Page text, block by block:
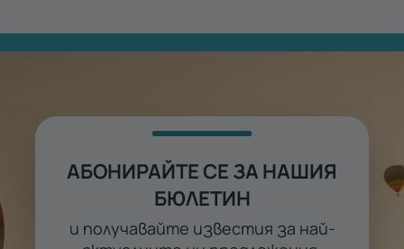
АБОНИРАЙТЕ СЕ ЗА НАШИЯ
БЮЛЕТИН
и получавайте известия за най-